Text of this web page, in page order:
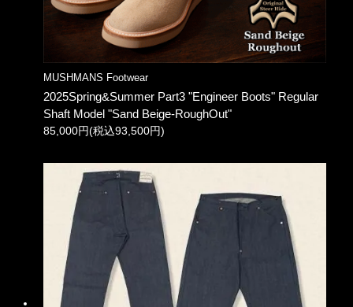
MUSHMANS Footwear
2025Spring&Summer Part3 "Engineer Boots" Regular
Shaft Model "Sand Beige-RoughOut"
85,000円(税込93,500円)